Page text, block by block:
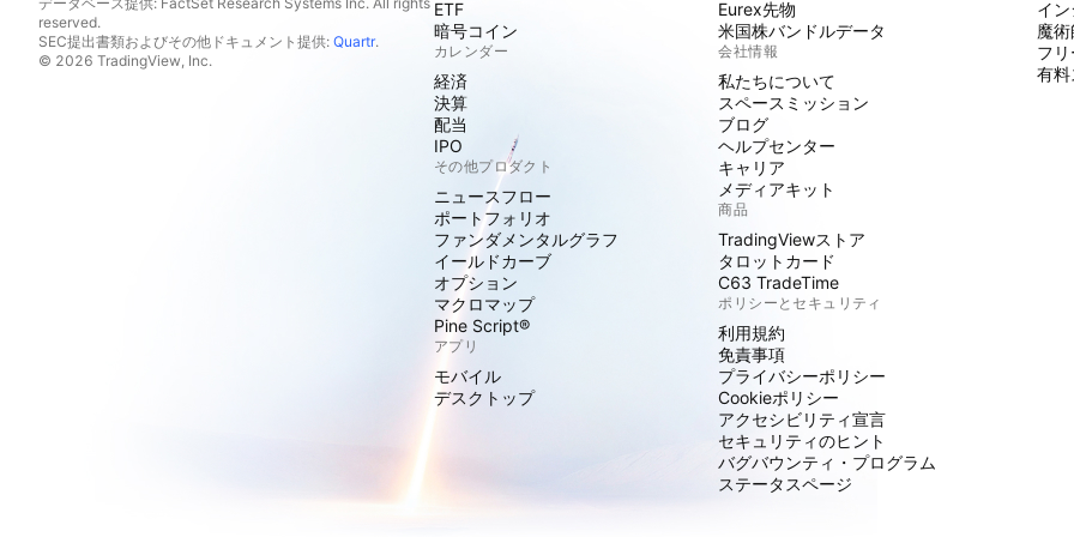
reserved.
SEC提出書類およびその他ドキュメント提供: Quartr.
© 2026 TradingView, Inc.
ETF
暗号コイン
カレンダー
経済
決算
配当
IPO
その他プロダクト
ニュースフロー
ポートフォリオ
ファンダメンタルグラフ
イールドカーブ
オプション
マクロマップ
Pine Script®
アプリ
モバイル
デスクトップ
Eurex先物
米国株バンドルデータ
会社情報
私たちについて
スペースミッション
ブログ
ヘルプセンター
キャリア
メディアキット
商品
TradingViewストア
タロットカード
C63 TradeTime
ポリシーとセキュリティ
利用規約
免責事項
プライバシーポリシー
Cookieポリシー
アクセシビリティ宣言
セキュリティのヒント
バグバウンティ・プログラム
ステータスページ
イ
魔術
フ
有料